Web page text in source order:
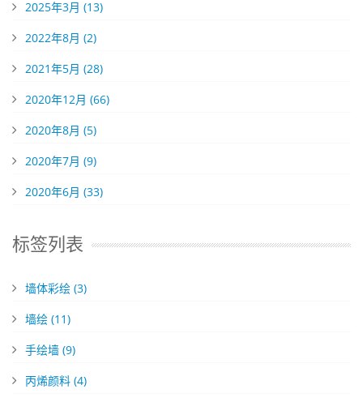
2025年3月 (13)
2022年8月 (2)
2021年5月 (28)
2020年12月 (66)
2020年8月 (5)
2020年7月 (9)
2020年6月 (33)
标签列表
墙体彩绘 (3)
墙绘 (11)
手绘墙 (9)
丙烯颜料 (4)